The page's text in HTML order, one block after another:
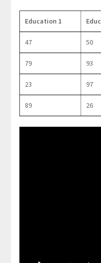
Education 1
47 50
79 93
23 97
89 26